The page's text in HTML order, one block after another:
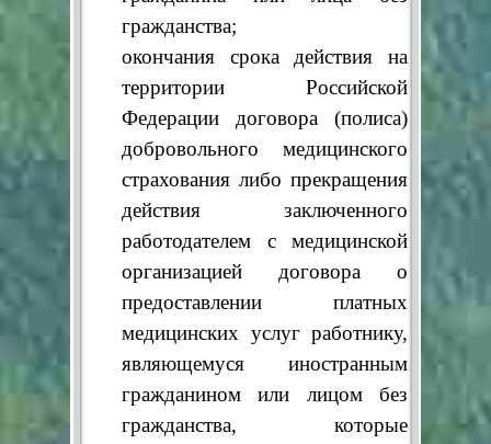
гражданства;
окончания срока действия на
территории Российской
Федерации договора (полиса)
добровольного медицинского
страхования либо прекращения
действия заключенного
работодателем с медицинской
организацией договора о
предоставлении платных
медицинских услуг работнику,
являющемуся иностранным
гражданином или лицом без
гражданства, которые